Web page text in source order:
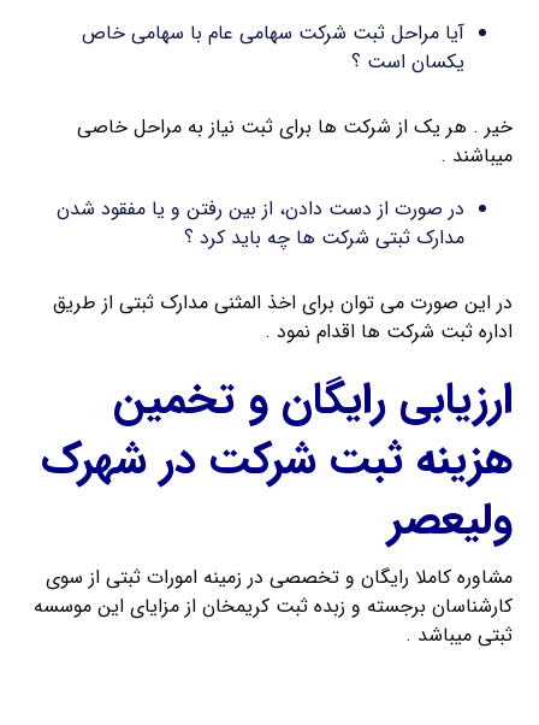
آیا مراحل ثبت شرکت سهامی عام با سهامی خاص
یکسان است ؟
خیر . هر یک از شرکت ها برای ثبت نیاز به مراحل خاصی
میباشند .
در صورت از دست دادن، از بین رفتن و یا مفقود شدن
مدارک ثبتی شرکت ها چه باید کرد ؟
در این صورت می توان برای اخذ المثنی مدارک ثبتی از طریق
اداره ثبت شرکت ها اقدام نمود .
ارزیابی رایگان و تخمین
هزینه ثبت شرکت در شهرک
ولیعصر
مشاوره کاملا رایگان و تخصصی در زمینه امورات ثبتی از سوی
کارشناسان برجسته و زبده ثبت کریمخان از مزایای این موسسه
ثبتی میباشد .